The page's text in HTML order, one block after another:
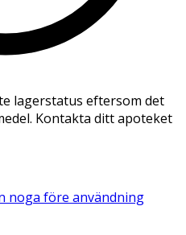
lagerstatus eftersom det
Kontakta ditt apoteket
noga före användning